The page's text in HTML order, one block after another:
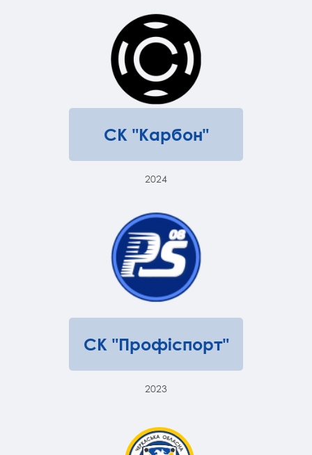
СК "Карбон"
2024
СК "Профіспорт"
2023